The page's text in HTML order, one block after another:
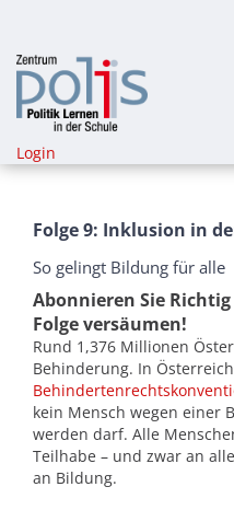
Login
Folge 9: Inklusion in
So gelingt Bildung für alle
Abonnieren Sie
Folge versäumen!
Rund 1,376 Millionen
Behinderung. In
kein Mensch wegen einer
werden darf. Alle
Teilhabe – und zwar an
an Bildung.